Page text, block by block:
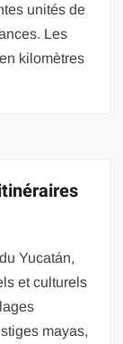
unités de
Les
kilomètres
Yucatán,
et culturels
mayas,